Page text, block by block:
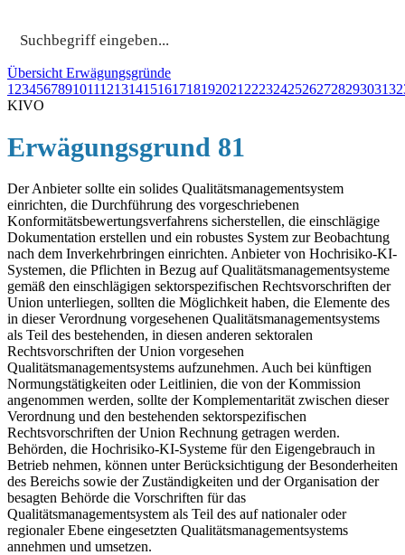
Übersicht Erwägungsgründe
1 23456789101112131415161718192021 2223242526272829303132
KIVO
Erwägungsgrund 81
Der Anbieter sollte ein solides Qualitätsmanagementsystem
einrichten, die Durchführung des vorgeschriebenen
Konformitätsbewertungsverfahrens sicherstellen, die einschlägige
Dokumentation erstellen und ein robustes System zur Beobachtung
nach dem Inverkehrbringen einrichten. Anbieter von Hochrisiko-KI-
Systemen, die Pflichten in Bezug auf Qualitätsmanagementsysteme
gemäß den einschlägigen sektorspezifischen Rechtsvorschriften der
Union unterliegen, sollten die Möglichkeit haben, die Elemente des
in dieser Verordnung vorgesehenen Qualitätsmanagementsystems
als Teil des bestehenden, in diesen anderen sektoralen
Rechtsvorschriften der Union vorgesehen
Qualitätsmanagementsystems aufzunehmen. Auch bei künftigen
Normungstätigkeiten oder Leitlinien, die von der Kommission
angenommen werden, sollte der Komplementarität zwischen dieser
Verordnung und den bestehenden sektorspezifischen
Rechtsvorschriften der Union Rechnung getragen werden.
Behörden, die Hochrisiko-KI-Systeme für den Eigengebrauch in
Betrieb nehmen, können unter Berücksichtigung der Besonderheiten
des Bereichs sowie der Zuständigkeiten und der Organisation der
besagten Behörde die Vorschriften für das
Qualitätsmanagementsystem als Teil des auf nationaler oder
regionaler Ebene eingesetzten Qualitätsmanagementsystems
annehmen und umsetzen.